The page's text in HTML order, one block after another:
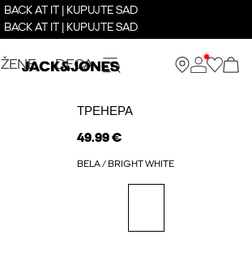
BACK AT IT | KUPUJTE SAD
BACK AT IT | KUPUJTE SAD
ŽENE DECA
ТРЕНЕРА
49.99 €
BELA / BRIGHT WHITE